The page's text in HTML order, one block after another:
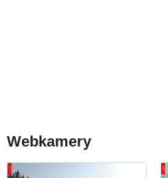
Webkamery